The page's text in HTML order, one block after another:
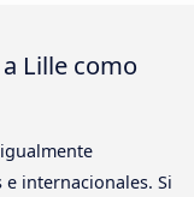
Lille como
internacionales. Si